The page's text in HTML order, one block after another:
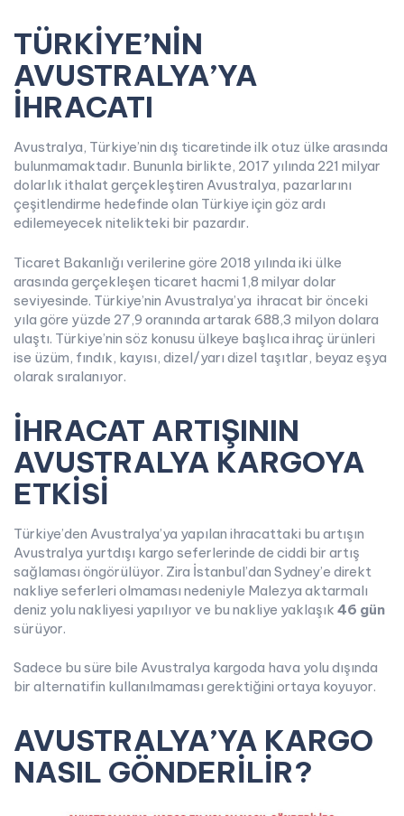
TÜRKİYE’NİN
AVUSTRALYA’YA
İHRACATI
Avustralya, Türkiye’nin dış ticaretinde ilk otuz ülke arasında
bulunmamaktadır. Bununla birlikte, 2017 yılında 221 milyar
dolarlık ithalat gerçekleştiren Avustralya, pazarlarını
çeşitlendirme hedefinde olan Türkiye için göz ardı
edilemeyecek nitelikteki bir pazardır.
Ticaret Bakanlığı verilerine göre 2018 yılında iki ülke
arasında gerçekleşen ticaret hacmi 1,8 milyar dolar
seviyesinde. Türkiye’nin Avustralya’ya ihracat bir önceki
yıla göre yüzde 27,9 oranında artarak 688,3 milyon dolara
ulaştı. Türkiye’nin söz konusu ülkeye başlıca ihraç ürünleri
ise üzüm, fındık, kayısı, dizel/yarı dizel taşıtlar, beyaz eşya
olarak sıralanıyor.
İHRACAT ARTIŞININ
AVUSTRALYA KARGOYA
ETKİSİ
Türkiye’den Avustralya’ya yapılan ihracattaki bu artışın
Avustralya yurtdışı kargo seferlerinde de ciddi bir artış
sağlaması öngörülüyor. Zira İstanbul’dan Sydney’e direkt
nakliye seferleri olmaması nedeniyle Malezya aktarmalı
deniz yolu nakliyesi yapılıyor ve bu nakliye yaklaşık 46 gün
sürüyor.
Sadece bu süre bile Avustralya kargoda hava yolu dışında
bir alternatifin kullanılmaması gerektiğini ortaya koyuyor.
AVUSTRALYA’YA KARGO
NASIL GÖNDERİLİR?